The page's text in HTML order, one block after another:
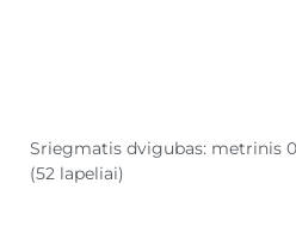
Sriegmatis dvigubas: metrinis
(52 lapeliai)